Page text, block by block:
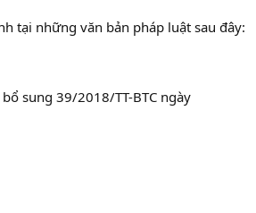
tại những văn bản pháp luật sau đây:
sung 39/2018/TT-BTC ngày